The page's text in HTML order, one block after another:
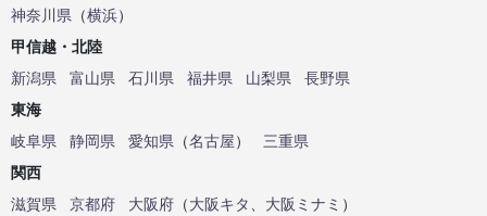
神奈川県 （横浜）
甲信越・北陸
新潟県
富山県 石川県 福井県 山梨県
長野県
東海
岐阜県
静岡県 愛知県 （名古屋）
三重県
関西
滋賀県
京都府 大阪府 （大阪キタ 大阪ミナミ ）